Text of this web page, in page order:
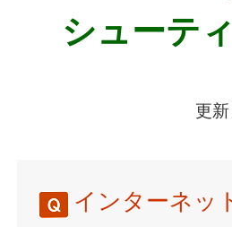
シューテ
更
インターネッ